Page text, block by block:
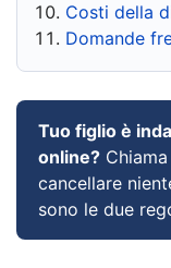
Costi della
Domande
Tuo figlio è
online? Chiama
cancellare
sono le due